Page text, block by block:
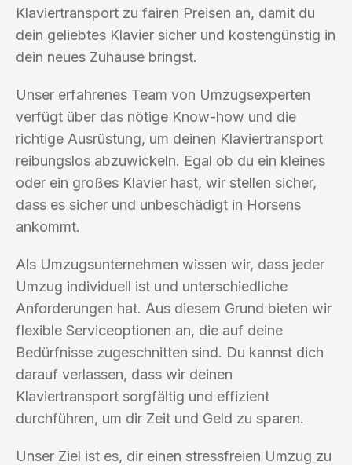
Klaviertransport zu fairen Preisen an, damit du
dein geliebtes Klavier sicher und kostengünstig in
dein neues Zuhause bringst.
Unser erfahrenes Team von Umzugsexperten
verfügt über das nötige Know-how und die
richtige Ausrüstung, um deinen Klaviertransport
reibungslos abzuwickeln. Egal ob du ein kleines
oder ein großes Klavier hast, wir stellen sicher,
dass es sicher und unbeschädigt in Horsens
ankommt.
Als Umzugsunternehmen wissen wir, dass jeder
Umzug individuell ist und unterschiedliche
Anforderungen hat. Aus diesem Grund bieten wir
flexible Serviceoptionen an, die auf deine
Bedürfnisse zugeschnitten sind. Du kannst dich
darauf verlassen, dass wir deinen
Klaviertransport sorgfältig und effizient
durchführen, um dir Zeit und Geld zu sparen.
Unser Ziel ist es, dir einen stressfreien Umzug zu